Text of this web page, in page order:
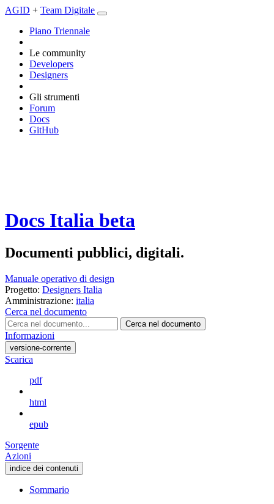
AGID + Team Digitale
Piano Triennale
Le community
Developers
Designers
Gli strumenti
Forum
Docs
GitHub
Docs Italia beta
Documenti pubblici, digitali.
Manuale operativo di design
Progetto: Designers Italia
Amministrazione: italia
Cerca nel documento
Cerca nel documento
Informazioni
versione-corrente
Scarica
pdf
html
epub
Sorgente
Azioni
indice dei contenuti
Sommario